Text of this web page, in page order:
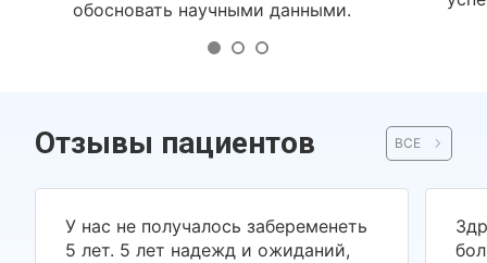
обосновать научными данными.
Отзывы пациентов ВСЕ
У нас не получалось забеременеть
5 лет. 5 лет надежд и ожиданий,